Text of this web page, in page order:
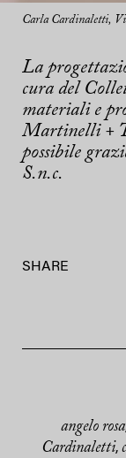
Carla Cardinaletti,
La
cura del
materiali e
Martinelli +
possibile
S.n.c.
SHARE
angelo rosa
Cardinaletti,